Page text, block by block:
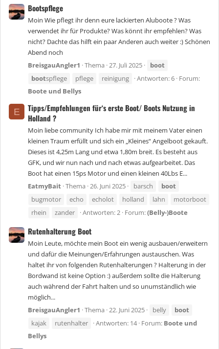
Bootspflege
Moin Wie pflegt ihr denn eure lackierten Aluboote ? Was
verwendet ihr für Produkte? Was könnt ihr empfehlen? Was
nicht? Dachte das hilft ein paar Anderen auch weiter :) Schönen
Abend noch
BreisgauAngler1 Thema 27. Juli 2025
boot
bootspflege pflege reinigung Antworten: 6 Forum:
Boote und Bellys
E
Tipps/Empfehlungen für‘s erste Boot/ Boots Nutzung in
Holland ?
Moin liebe community Ich habe mir mit meinem Vater einen
kleinen Traum erfüllt und sich ein „Kleines“ Angelboot gekauft.
Dieses ist 4,25m Lang und etwa 1,80m breit. Es besteht aus
GFK, und wir nun nach und nach etwas aufgearbeitet. Das
Boot hat einen 15ps Motor und einen kleinen 40Lbs E...
EatmyBait Thema 26. Juni 2025 barsch
boot
bugmotor
echo echolot holland lahn
motorboot
rhein
zander Antworten: 2 Forum:(Belly-)Boote
Rutenhalterung Boot
Moin Leute, möchte mein Boot ein wenig ausbauen/erweitern
und dafür die Meinungen/Erfahrungen austauschen. Was
haltet ihr von folgenden Rutenhalterungen ? Halterung in der
Bordwand ist keine Option :) außerdem sollte die Halterung
auch während der Fahrt halten und so unumständlich wie
möglich...
BreisgauAngler1 Thema 22. Juni 2025 belly
boot
kajak
rutenhalter Antworten: 14 Forum: Boote und
Bellys